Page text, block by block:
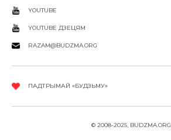
YOUTUBE
YOUTUBE ДЗЕЦЯМ
RAZAM@BUDZMA.ORG
ПАДТРЫМАЙ «БУДЗЬМУ»
© 2008-2025, BUDZMA.ORG